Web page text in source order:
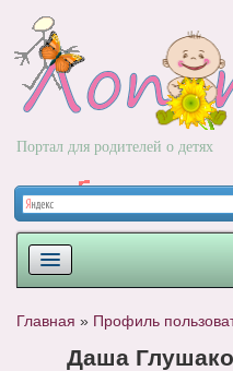
Портал для родителей о детях
РОДЫ
Главная » Профиль
Даша